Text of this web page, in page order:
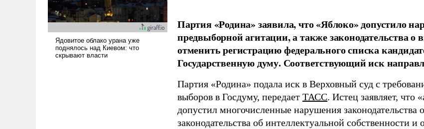
перед Китаем.
Партия «Родина» заявила, что «Яблоко» допустило
предвыборной агитации, а также законодательства о
отменить регистрацию федерального списка
Государственную думу. Соответствующий иск
Партия «Родина» подала иск в Верховный суд с
выборов в Госдуму, передает ТАСС. Истец заявляет, что
допустил многочисленные нарушения законодательства
законодательства об интеллектуальной собственности и